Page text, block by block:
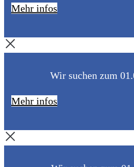
Mehr infos
Wir suchen zum
Mehr infos